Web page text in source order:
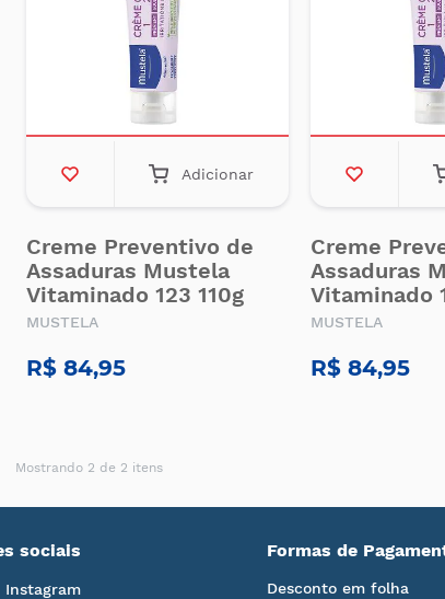
Adicionar
Creme Preventivo de
Assaduras Mustela
Vitaminado 123 110g
MUSTELA
R$ 84,95
Creme
Assaduras
Vitaminado
MUSTELA
R$ 84,95
Mostrando 2 de 2 itens
sociais
Instagram
Formas de
Desconto em folha